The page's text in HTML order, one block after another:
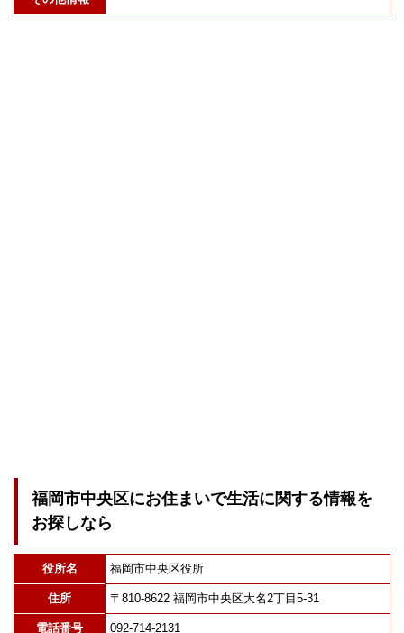
福岡市中央区にお住まいで生活に関する情報を
お探しなら
役所名 福岡市中央区役所
住所 〒810-8622 福岡市中央区大名2丁目5-31
電話番号 092-714-2131